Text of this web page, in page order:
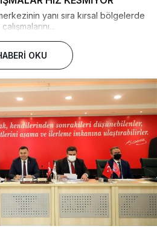
yanı sıra kırsal bölgelerde
OKU